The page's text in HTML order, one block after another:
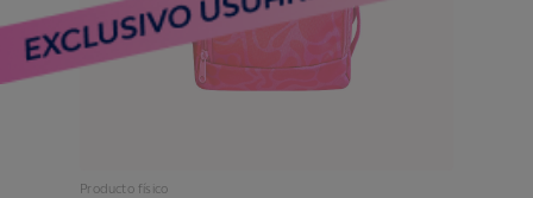
Producto físico